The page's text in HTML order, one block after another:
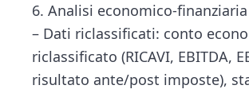
6. Analisi economico-
– Dati riclassificati: conto
riclassificato (RICAVI, EBITDA,
risultato ante/post imposte),